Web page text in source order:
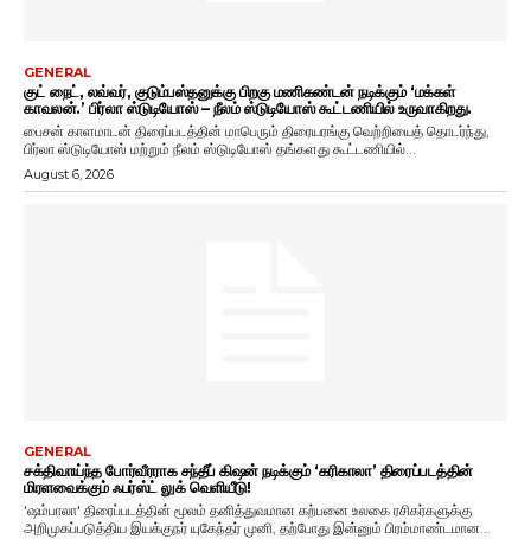
GENERAL
குட் நைட், லவ்வர், குடும்பஸ்தனுக்கு பிறகு மணிகண்டன் நடிக்கும் ‘மக்கள்
காவலன்.’ பிர்லா ஸ்டுடியோஸ் – நீலம் ஸ்டுடியோஸ் கூட்டணியில் உருவாகிறது.
பைசன் காளமாடன் திரைப்படத்தின் மாபெரும் திரையரங்கு வெற்றியைத் தொடர்ந்து,
பிர்லா ஸ்டுடியோஸ் மற்றும் நீலம் ஸ்டுடியோஸ் தங்களது கூட்டணியில்...
August 6, 2026
GENERAL
சக்திவாய்ந்த போர்வீரராக சந்தீப் கிஷன் நடிக்கும் ‘கரிகாலா’ திரைப்படத்தின்
மிரளவைக்கும் ஃபர்ஸ்ட் லுக் வெளியீடு!
'ஷம்பாலா' திரைப்படத்தின் மூலம் தனித்துவமான கற்பனை உலகை ரசிகர்களுக்கு
அறிமுகப்படுத்திய இயக்குநர் யுகேந்தர் முனி, தற்போது இன்னும் பிரம்மாண்டமான...